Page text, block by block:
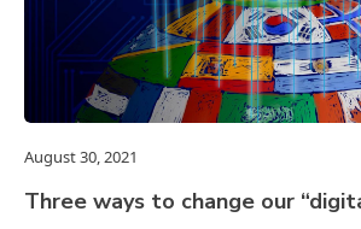
August 30, 2021
Three ways to change our